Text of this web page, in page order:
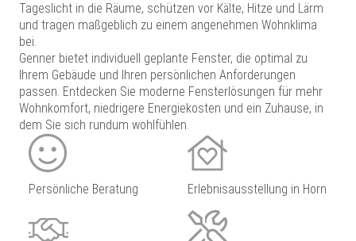
Tageslicht in die Räume, schützen vor Kälte, Hitze und Lärm
und tragen maßgeblich zu einem angenehmen Wohnklima
bei.
Genner bietet individuell geplante Fenster, die optimal zu
Ihrem Gebäude und Ihren persönlichen Anforderungen
passen. Entdecken Sie moderne Fensterlösungen für mehr
Wohnkomfort, niedrigere Energiekosten und ein Zuhause, in
dem Sie sich rundum wohlfühlen.
Persönliche Beratung Erlebnisausstellung in Horn